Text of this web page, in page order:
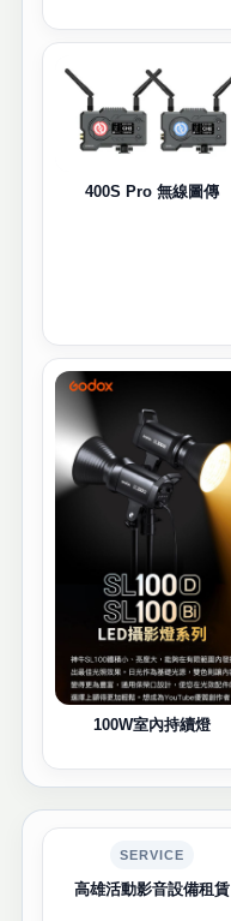
400S Pro 無線圖傳
100W室內持續燈
SERVICE
高雄活動影音設備租賃